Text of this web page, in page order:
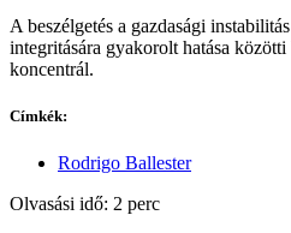
A beszélgetés a gazdasági
integritására gyakorolt hatása
koncentrál.
Címkék:
Rodrigo Ballester
Olvasási idő: 2 perc